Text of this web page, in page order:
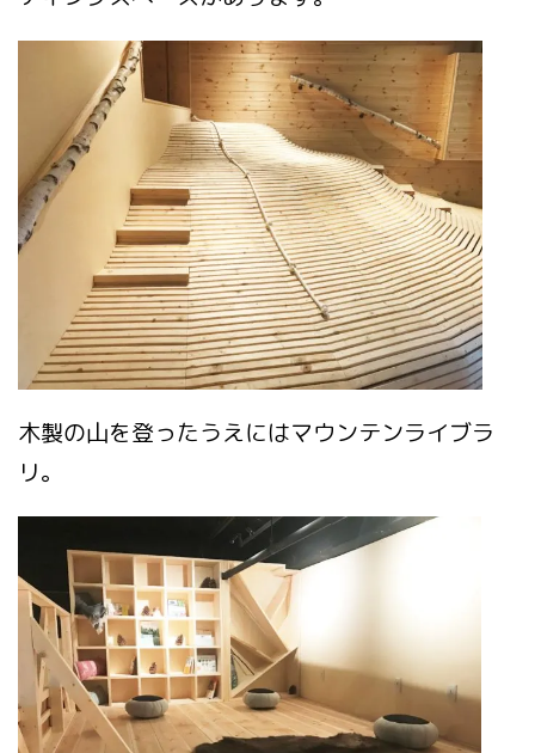
木製の山を登ったうえにはマウンテンライブラ
リ。